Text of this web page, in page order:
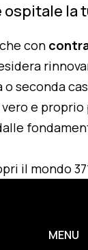
la
con
o seconda
e proprio
il mondo
MENU